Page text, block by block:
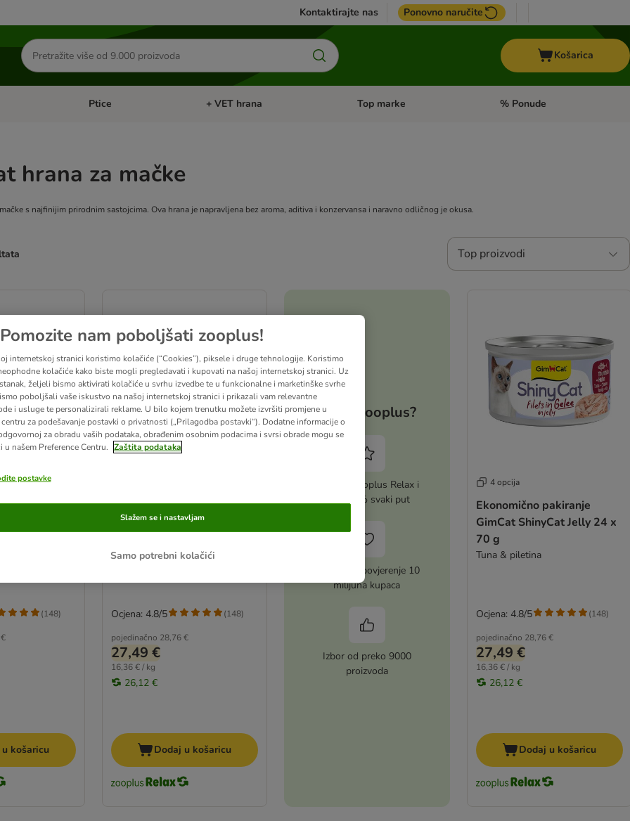
Kontaktirajte nas Ponovno naručite
Traži
proizvode
Košarica
Pregled kategorija: Male životinje
Ptice Pregled kategorija: Ptice
+ VET hrana Pregled kategorija: + VET hrana
Top marke Pregled kategorija: Top marke
% Ponude
hrana za mačke
s najfinijim prirodnim sastojcima. Ova hrana je napravljena bez aroma, aditiva i konzervansa i naravno odličnog je okusa.
Top proizvodi
Jelly 24 x
(148)
košaricu
Ekonomično pakiranje
GimCat ShinyCat Jelly 24 x
Tuna & kozica
pojedinačno 28,76 €
27,49 €
16,36 € / kg
26,12 €
Ocjena: 4.8/5 (148)
Dodaj u košaricu
Zašto zooplus?
Aktiviraj zooplus Relax i
uštedi 5% svaki put
Zasluženo povjerenje 10
milijuna kupaca
Izbor od preko 9000
proizvoda
4 opcija
Ekonomično pakiranje
GimCat ShinyCat Jelly 24 x
70 g
Tuna & piletina
pojedinačno 28,76 €
27,49 €
16,36 € / kg
26,12 €
Ocjena: 4.8/5 (148)
Dodaj u košaricu
Pomozite nam poboljšati zooplus!
internetskoj stranici koristimo kolačiće (“Cookies”), piksele i druge tehnologije. Koristimo
kolačiće kako biste mogli pregledavati i kupovati na našoj internetskoj stranici. Uz
željeli bismo aktivirati kolačiće u svrhu izvedbe te u funkcionalne i marketinške svrhe
poboljšali vaše iskustvo na našoj internetskoj stranici i prikazali vam relevantne
i usluge te personalizirali reklame. U bilo kojem trenutku možete izvršiti promjene u
centru za podešavanje postavki o privatnosti („Prilagodba postavki“). Dodatne informacije o
za obradu vaših podataka, obrađenim osobnim podacima i svrsi obrade mogu se
u našem Preference Centru. Zaštita podataka
postavke
Samo potrebni kolačići
Slažem se i nastavljam